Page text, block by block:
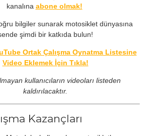
kanalına abone olmak!
bilgiler sunarak motosiklet dünyasına
şimdi bir katkıda bulun!
Ortak Çalışma Oynatma Listesine
Video Eklemek İçin Tıkla!
kullanıcıların videoları listeden
kaldırılacaktır.
Kazançları